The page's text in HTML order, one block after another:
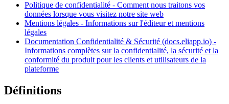
Politique de confidentialité - Comment nous traitons vos
données lorsque vous visitez notre site web
Mentions légales - Informations sur l'éditeur et mentions
légales
Documentation Confidentialité & Sécurité (docs.eliapp.io) -
Informations complètes sur la confidentialité, la sécurité et la
conformité du produit pour les clients et utilisateurs de la
plateforme
Définitions